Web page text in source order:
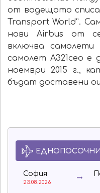
от водещото
Transport World”.
нови Airbus от
включва самолети
самолет A321ceo е
ноември 2015 г.,
бъдат доставени
ЕДНОПОСОЧНИ
София
23.08.2026